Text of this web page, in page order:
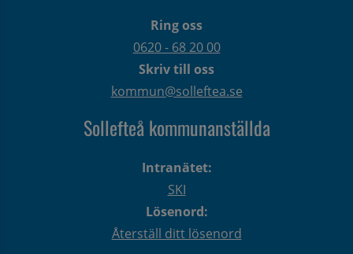
Ring oss
0620 - 68 20 00
Skriv till oss
kommun@solleftea.se
Sollefteå kommunanställda
Intranätet:
SKI
Lösenord:
Återställ ditt lösenord